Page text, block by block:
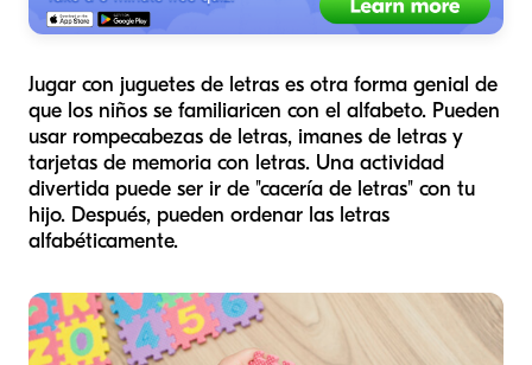
Jugar con juguetes de letras es otra forma genial de
que los niños se familiaricen con el alfabeto. Pueden
usar rompecabezas de letras, imanes de letras y
tarjetas de memoria con letras. Una actividad
divertida puede ser ir de "cacería de letras" con tu
hijo. Después, pueden ordenar las letras
alfabéticamente.